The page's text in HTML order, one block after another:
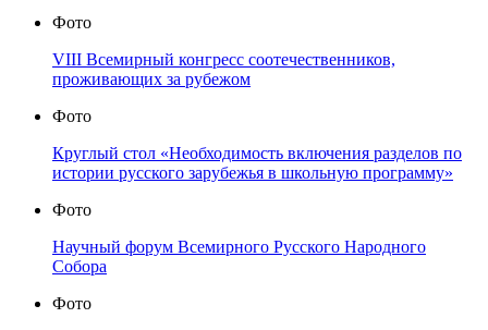
Фото
VIII Всемирный конгресс соотечественников,
проживающих за рубежом
Фото
Круглый стол «Необходимость включения разделов по
истории русского зарубежья в школьную программу»
Фото
Научный форум Всемирного Русского Народного
Собора
Фото